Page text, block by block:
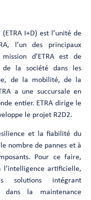
I+D) est l’unité de
l’un des principaux
d’ETRA est de
la société dans les
de la mobilité, de la
a une succursale en
entier. ETRA dirige le
le projet R2D2.
et la fiabilité du
nombre de pannes et à
Pour ce faire,
artificielle,
solutions intégrant
dans la maintenance